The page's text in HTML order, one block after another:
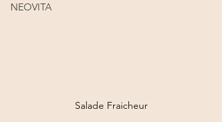
NEOVITA
Salade Fraicheur